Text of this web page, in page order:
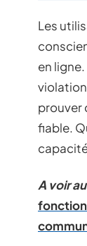
Les
en
prouver
fiable.
A voir